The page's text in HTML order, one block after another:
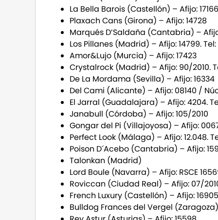
La Bella Barois (Castellón) – Afijo: 17166
Plaxach Cans (Girona) – Afijo: 14728
Marqués D’Saldaña (Cantabria) –
Los Pillanes (Madrid) – Afijo: 14799.
Amor&Lujo (Murcia) – Afijo: 17423
Crystalrock (Madrid) – Afijo: 90/2010.
De La Mordama (Sevilla) – Afijo: 16334
Del Cami (Alicante) – Afijo: 08140 /
El Jarral (Guadalajara) – Afijo: 4204.
Janabull (Córdoba) – Afijo: 105/2010
Gongar del Pi (Villajoyosa) – Afijo:
Perfect Look (Málaga) – Afijo: 12.048.
Poison D´Acebo (Cantabria) – Afijo:
Talonkan (Madrid)
Lord Boule (Navarra) – Afijo: RSCE
Roviccan (Ciudad Real) – Afijo: 07/
French Luxury (Castellón) – Afijo: 16905
Bulldog Frances del Vergel